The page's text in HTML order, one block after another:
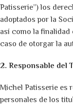
Patisserie”) los
adoptados por la
así como la finalidad
caso de otorgar la
2. Responsable del
Michel Patisserie es
personales de los